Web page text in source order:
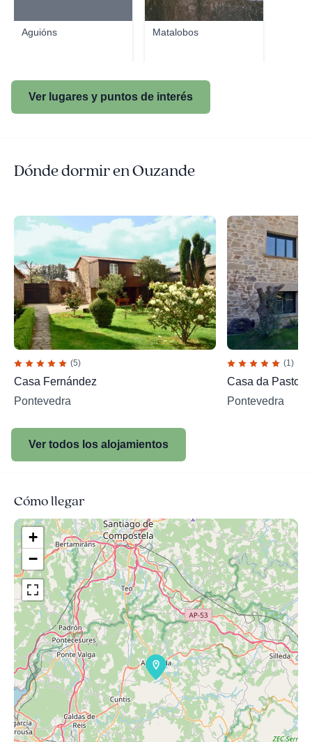
Aguións Matalobos
Ver lugares y puntos de interés
Dónde dormir en Ouzande
(5)
Casa Fernández
Pontevedra
(1)
Casa da Pastora
Pontevedra
Ver todos los alojamientos
Cómo llegar
+
−